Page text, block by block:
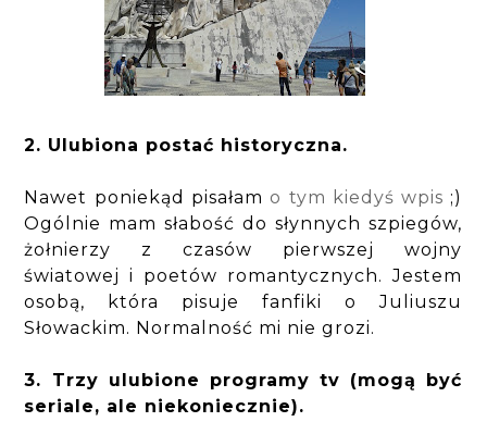
2. Ulubiona postać historyczna.
Nawet poniekąd pisałam o tym kiedyś wpis ;)
Ogólnie mam słabość do słynnych szpiegów,
żołnierzy z czasów pierwszej wojny
światowej i poetów romantycznych. Jestem
osobą, która pisuje fanfiki o Juliuszu
Słowackim. Normalność mi nie grozi.
3. Trzy ulubione programy tv (mogą być
seriale, ale niekoniecznie).